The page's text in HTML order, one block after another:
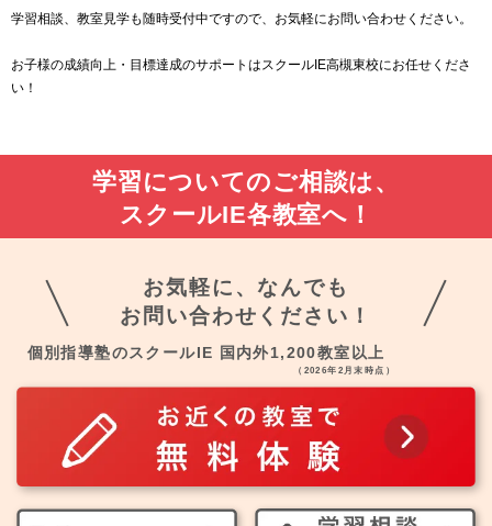
学習相談、教室見学も随時受付中ですので、お気軽にお問い合わせください。
お子様の成績向上・目標達成のサポートはスクールIE高槻東校にお任せくださ
い！
学習についてのご相談は、
スクールIE各教室へ！
お気軽に、なんでも
お問い合わせください！
個別指導塾のスクールIE 国内外1,200教室以上
（2026年2月末時点）